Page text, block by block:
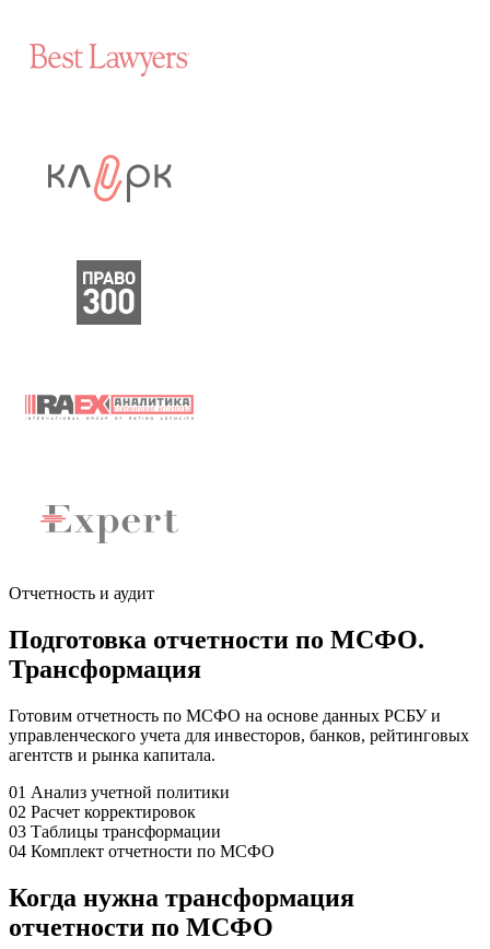
Отчетность и аудит
Подготовка отчетности по МСФО.
Трансформация
Готовим отчетность по МСФО на основе данных РСБУ и
управленческого учета для инвесторов, банков, рейтинговых
агентств и рынка капитала.
01 Анализ учетной политики
02 Расчет корректировок
03 Таблицы трансформации
04 Комплект отчетности по МСФО
Когда нужна трансформация
отчетности по МСФО